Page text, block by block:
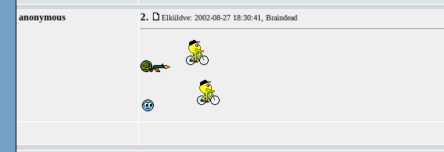
anonymous 2. Elküldve: 2002-08-27 18:30:41, Braindead